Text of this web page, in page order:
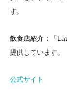
す。
飲食店紹介：
「
提供しています。
公式サイト